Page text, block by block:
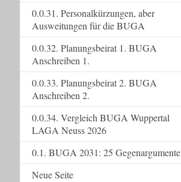
0.0.31. Personalkürzungen, aber
Ausweitungen für die BUGA
0.0.32. Planungsbeirat 1. BUGA
Anschreiben 1.
0.0.33. Planungsbeirat 2. BUGA
Anschreiben 2.
0.0.34. Vergleich BUGA Wuppertal
LAGA Neuss 2026
0.1. BUGA 2031: 25 Gegenargumente
Neue Seite